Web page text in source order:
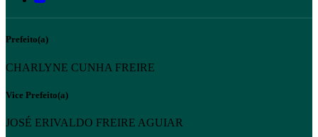
Prefeito(a)
CHARLYNE CUNHA FREIRE
Vice Prefeito(a)
JOSÉ ERIVALDO FREIRE AGUIAR